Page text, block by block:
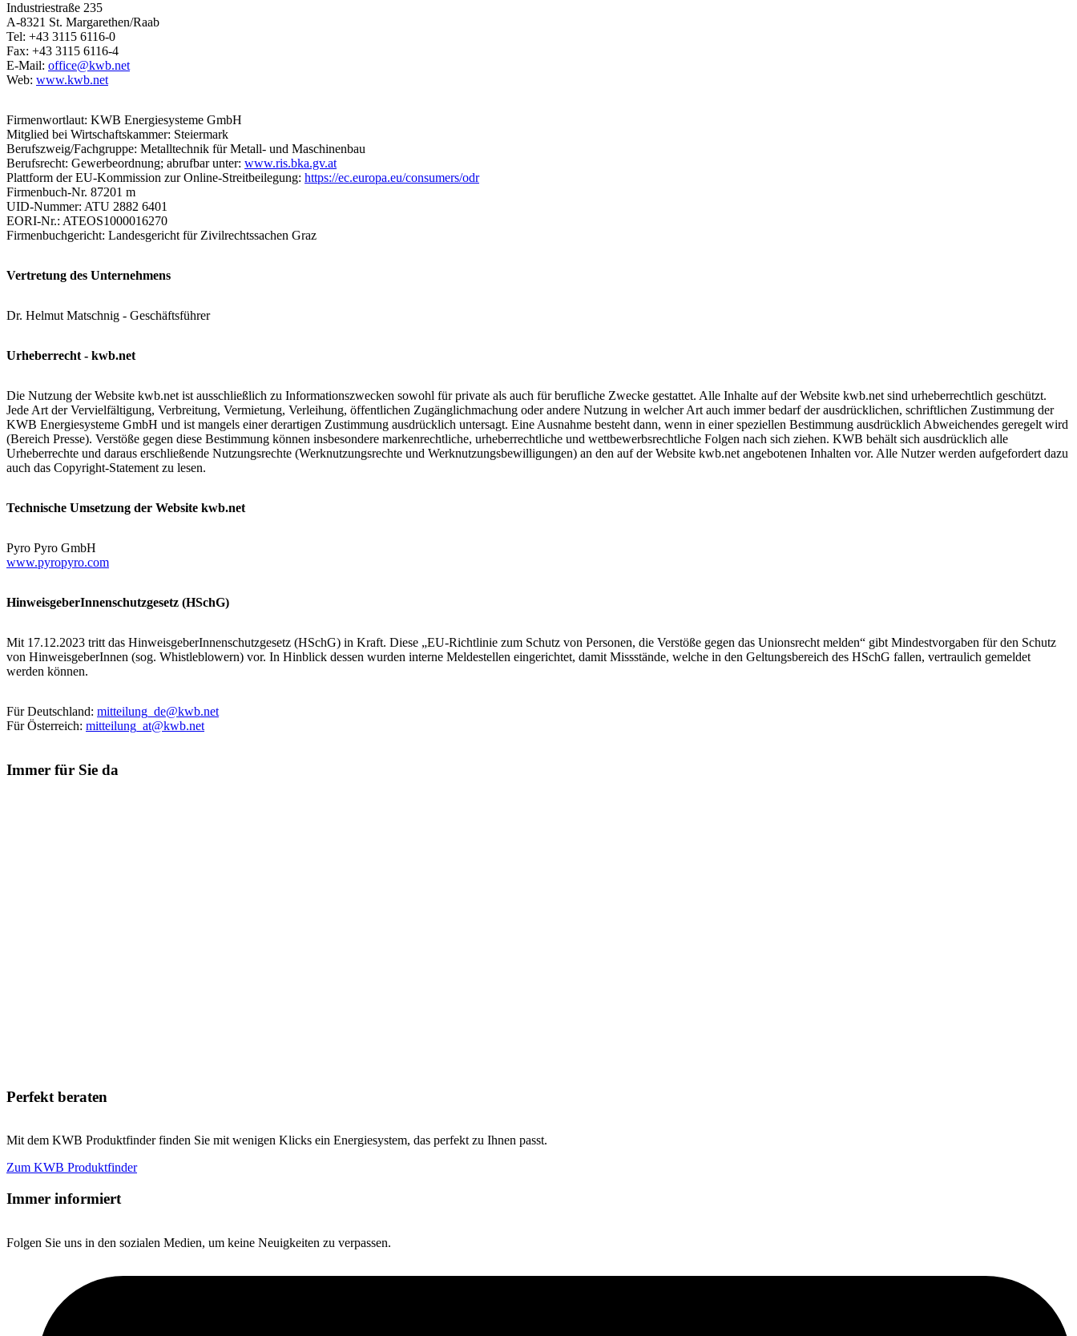
Industriestraße 235
A-8321 St. Margarethen/Raab
Tel: +43 3115 6116-0
Fax: +43 3115 6116-4
E-Mail: office@kwb.net
Web: www.kwb.net
Firmenwortlaut: KWB Energiesysteme GmbH
Mitglied bei Wirtschaftskammer: Steiermark
Berufszweig/Fachgruppe: Metalltechnik für Metall- und Maschinenbau
Berufsrecht: Gewerbeordnung; abrufbar unter: www.ris.bka.gv.at
Plattform der EU-Kommission zur Online-Streitbeilegung: https://ec.europa.eu/consumers/odr
Firmenbuch-Nr. 87201 m
UID-Nummer: ATU 2882 6401
EORI-Nr.: ATEOS1000016270
Firmenbuchgericht: Landesgericht für Zivilrechtssachen Graz
Vertretung des Unternehmens
Dr. Helmut Matschnig - Geschäftsführer
Urheberrecht - kwb.net
Die Nutzung der Website kwb.net ist ausschließlich zu Informationszwecken sowohl für private als auch für berufliche Zwecke gestattet. Alle Inhalte auf der Website kwb.net sind urheberrechtlich geschützt.
Jede Art der Vervielfältigung, Verbreitung, Vermietung, Verleihung, öffentlichen Zugänglichmachung oder andere Nutzung in welcher Art auch immer bedarf der ausdrücklichen, schriftlichen Zustimmung der
KWB Energiesysteme GmbH und ist mangels einer derartigen Zustimmung ausdrücklich untersagt. Eine Ausnahme besteht dann, wenn in einer speziellen Bestimmung ausdrücklich Abweichendes geregelt wird
(Bereich Presse). Verstöße gegen diese Bestimmung können insbesondere markenrechtliche, urheberrechtliche und wettbewerbsrechtliche Folgen nach sich ziehen. KWB behält sich ausdrücklich alle
Urheberrechte und daraus erschließende Nutzungsrechte (Werknutzungsrechte und Werknutzungsbewilligungen) an den auf der Website kwb.net angebotenen Inhalten vor. Alle Nutzer werden aufgefordert dazu
auch das Copyright-Statement zu lesen.
Technische Umsetzung der Website kwb.net
Pyro Pyro GmbH
www.pyropyro.com
HinweisgeberInnenschutzgesetz (HSchG)
Mit 17.12.2023 tritt das HinweisgeberInnenschutzgesetz (HSchG) in Kraft. Diese „EU-Richtlinie zum Schutz von Personen, die Verstöße gegen das Unionsrecht melden“ gibt Mindestvorgaben für den Schutz
von HinweisgeberInnen (sog. Whistleblowern) vor. In Hinblick dessen wurden interne Meldestellen eingerichtet, damit Missstände, welche in den Geltungsbereich des HSchG fallen, vertraulich gemeldet
werden können.
Für Deutschland: mitteilung_de@kwb.net
Für Österreich: mitteilung_at@kwb.net
Immer für Sie da
Perfekt beraten
Mit dem KWB Produktfinder finden Sie mit wenigen Klicks ein Energiesystem, das perfekt zu Ihnen passt.
Zum KWB Produktfinder
Immer informiert
Folgen Sie uns in den sozialen Medien, um keine Neuigkeiten zu verpassen.